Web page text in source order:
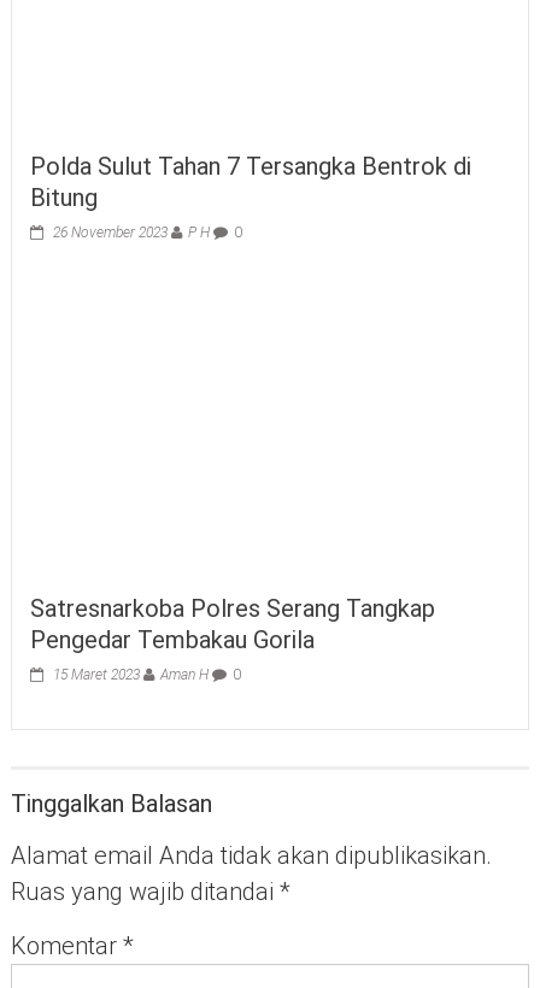
Polda Sulut Tahan 7 Tersangka Bentrok di
Bitung
26 November 2023 P H 0
Satresnarkoba Polres Serang Tangkap
Pengedar Tembakau Gorila
15 Maret 2023 Aman H 0
Tinggalkan Balasan
Alamat email Anda tidak akan dipublikasikan.
Ruas yang wajib ditandai *
Komentar *